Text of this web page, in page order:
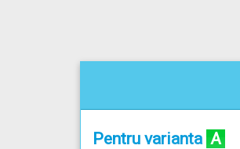
Pentru varianta A